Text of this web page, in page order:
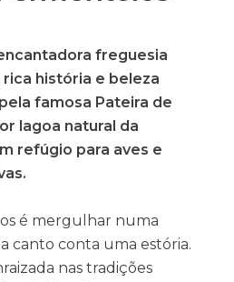
freguesia
história e beleza
famosa Pateira de
lagoa natural da
refúgio para aves e
é mergulhar numa
canto conta uma estória.
nas tradições